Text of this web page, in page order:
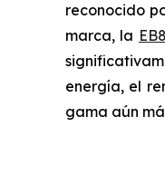
reconocido
marca, la
energía, el
gama aún